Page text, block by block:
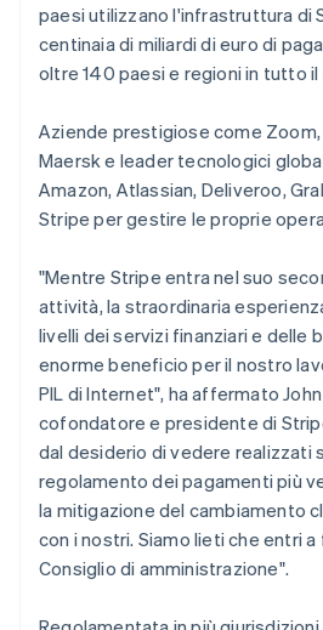
paesi utilizzano l'infrastruttura di
centinaia di miliardi di euro di
oltre 140 paesi e regioni in tutto il
Aziende prestigiose come Zoom,
Maersk e leader tecnologici
Amazon, Atlassian, Deliveroo,
Stripe per gestire le proprie
"Mentre Stripe entra nel suo
attività, la straordinaria
livelli dei servizi finanziari e delle
enorme beneficio per il nostro
PIL di Internet", ha affermato
cofondatore e presidente di
dal desiderio di vedere realizzati
regolamento dei pagamenti più
la mitigazione del cambiamento
con i nostri. Siamo lieti che entri
Consiglio di amministrazione".
Irlanda
English
Italia
Italiano English
English
Liechtenstein
DeutschEnglish
English
Lussemburgo
Français DeutschEnglish
Malaysia
English简体中文
Malta
English
Messico
EspañolEnglish
Norvegia
English
Nuova Zelanda
English
Paesi Bassi
Nederlands English